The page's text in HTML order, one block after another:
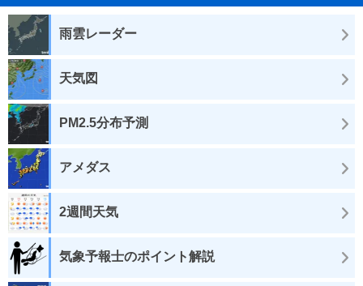
雨雲レーダー
天気図
PM2.5分布予測
アメダス
2週間天気
気象予報士のポイント解説